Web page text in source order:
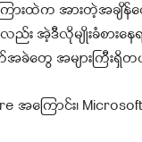
းထဲက အားတဲ့အချိန်
လည်း အဲ့ဒီလိုမျိုးခံစ
အများကြီးရှိတယ်
အကြောင်း၊